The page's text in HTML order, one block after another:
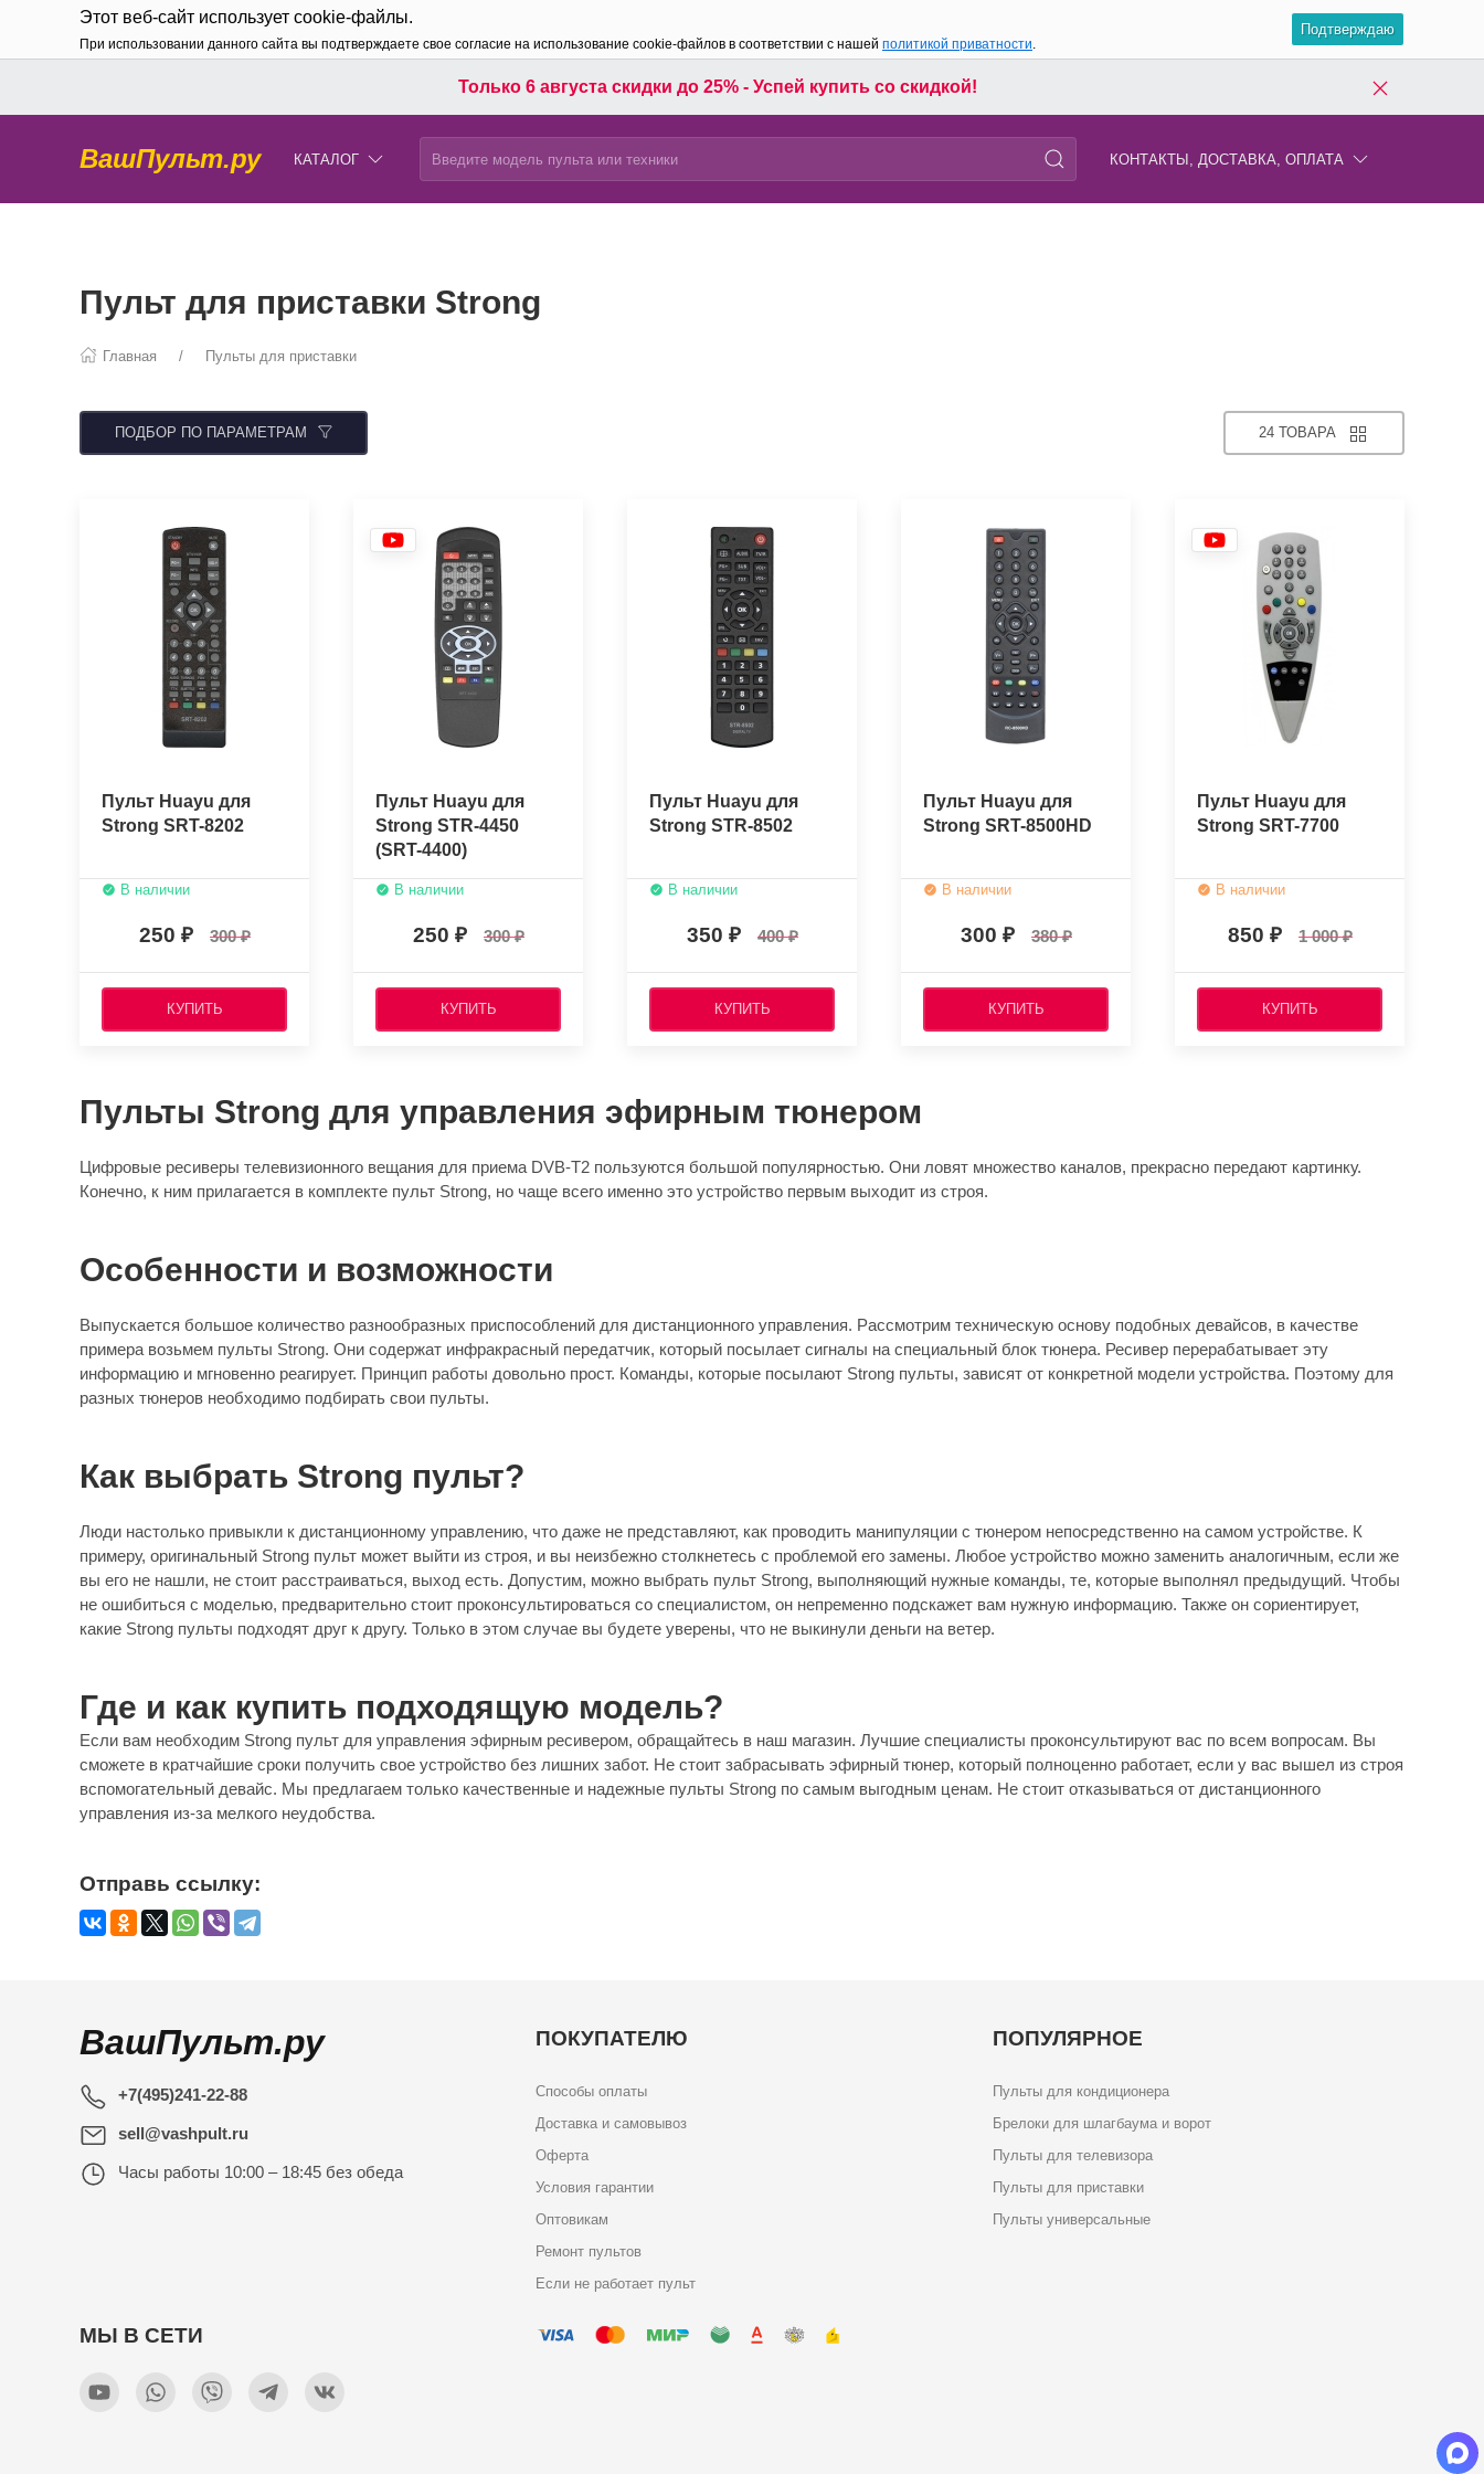
Этот веб-сайт использует cookie-файлы.
При использовании данного сайта вы подтверждаете свое согласие на использование cookie-файлов в соответствии с нашей политикой приватности.
Подтверждаю
Только 6 августа скидки до 25% - Успей купить со скидкой!
ВашПульт.ру КАТАЛОГ КОНТАКТЫ, ДОСТАВКА, ОПЛАТА
Пульт для приставки Strong
Главная Пульты для приставки
ПОДБОР ПО ПАРАМЕТРАМ 24 ТОВАРА
Пульт Huayu для
Strong SRT-8202
В наличии
250 300
КУПИТЬ
Пульт Huayu для
Strong STR-4450
(SRT-4400)
В наличии
250 300
КУПИТЬ
Пульт Huayu для
Strong STR-8502
В наличии
350 400
КУПИТЬ
Пульт Huayu для
Strong SRT-8500HD
В наличии
300 380
КУПИТЬ
Пульт Huayu для
Strong SRT-7700
В наличии
850 1 000
КУПИТЬ
Пульты Strong для управления эфирным тюнером
Цифровые ресиверы телевизионного вещания для приема DVB-T2 пользуются большой популярностью. Они ловят множество каналов, прекрасно передают картинку.
Конечно, к ним прилагается в комплекте пульт Strong, но чаще всего именно это устройство первым выходит из строя.
Особенности и возможности
Выпускается большое количество разнообразных приспособлений для дистанционного управления. Рассмотрим техническую основу подобных девайсов, в качестве
примера возьмем пульты Strong. Они содержат инфракрасный передатчик, который посылает сигналы на специальный блок тюнера. Ресивер перерабатывает эту
информацию и мгновенно реагирует. Принцип работы довольно прост. Команды, которые посылают Strong пульты, зависят от конкретной модели устройства. Поэтому для
разных тюнеров необходимо подбирать свои пульты.
Как выбрать Strong пульт?
Люди настолько привыкли к дистанционному управлению, что даже не представляют, как проводить манипуляции с тюнером непосредственно на самом устройстве. К
примеру, оригинальный Strong пульт может выйти из строя, и вы неизбежно столкнетесь с проблемой его замены. Любое устройство можно заменить аналогичным, если же
вы его не нашли, не стоит расстраиваться, выход есть. Допустим, можно выбрать пульт Strong, выполняющий нужные команды, те, которые выполнял предыдущий. Чтобы
не ошибиться с моделью, предварительно стоит проконсультироваться со специалистом, он непременно подскажет вам нужную информацию. Также он сориентирует,
какие Strong пульты подходят друг к другу. Только в этом случае вы будете уверены, что не выкинули деньги на ветер.
Где и как купить подходящую модель?
Если вам необходим Strong пульт для управления эфирным ресивером, обращайтесь в наш магазин. Лучшие специалисты проконсультируют вас по всем вопросам. Вы
сможете в кратчайшие сроки получить свое устройство без лишних забот. Не стоит забрасывать эфирный тюнер, который полноценно работает, если у вас вышел из строя
вспомогательный девайс. Мы предлагаем только качественные и надежные пульты Strong по самым выгодным ценам. Не стоит отказываться от дистанционного
управления из-за мелкого неудобства.
Отправь ссылку:
ВашПульт.ру
+7(495)241-22-88
sell@vashpult.ru
Часы работы 10:00 – 18:45 без обеда
ПОКУПАТЕЛЮ
Способы оплаты
Доставка и самовывоз
Оферта
Условия гарантии
Оптовикам
Ремонт пультов
Если не работает пульт
ПОПУЛЯРНОЕ
Пульты для кондиционера
Брелоки для шлагбаума и ворот
Пульты для телевизора
Пульты для приставки
Пульты универсальные
МЫ В СЕТИ